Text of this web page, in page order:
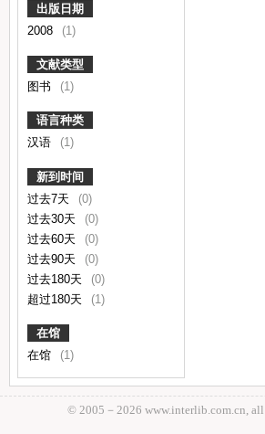
出版日期
2008
(1)
文献类型
图书
(1)
语言种类
汉语
(1)
新到时间
过去7天
(0)
过去30天
(0)
过去60天
(0)
过去90天
(0)
过去180天
(0)
超过180天
(1)
在馆
在馆
(1)
© 2005－ 2026 www.interlib.com.cn, all